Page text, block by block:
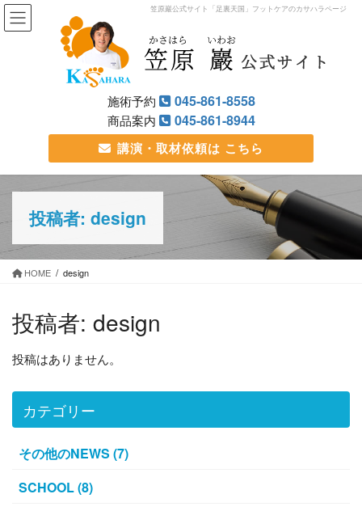
笠原巖公式サイト「足裏天国」フットケアのカサハラページ
施術予約 045-861-8558
商品案内 045-861-8944
講演・取材依頼は こちら
投稿者: design
HOME design
投稿者: design
投稿はありません。
カテゴリー
その他のNEWS (7)
SCHOOL (8)